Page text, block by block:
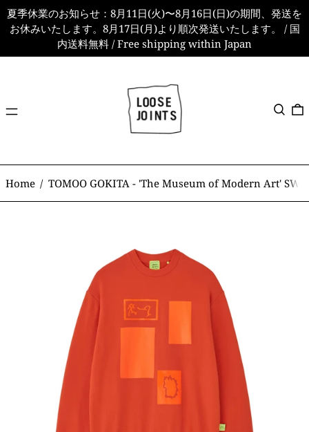
夏季休業のお知らせ：8月11日(火)〜8月16日(日)の期間、発送を
お休みいたします。8月17日(月)より順次発送いたします。 / 国
内送料無料 / Free shipping within Japan
メ
検索
Home / TOMOO GOKITA - 'The Museum of Modern Art'